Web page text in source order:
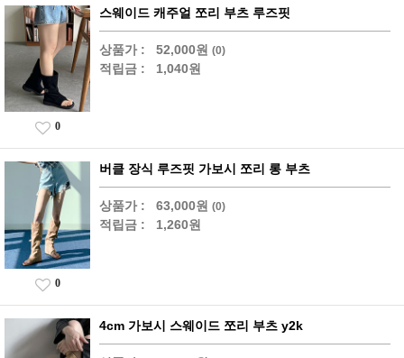
스웨이드 캐주얼 쪼리 부츠 루즈핏
상품가 : 52,000원 (0)
적립금 : 1,040원
0
버클 장식 루즈핏 가보시 쪼리 롱 부츠
상품가 : 63,000원 (0)
적립금 : 1,260원
0
4cm 가보시 스웨이드 쪼리 부츠 y2k